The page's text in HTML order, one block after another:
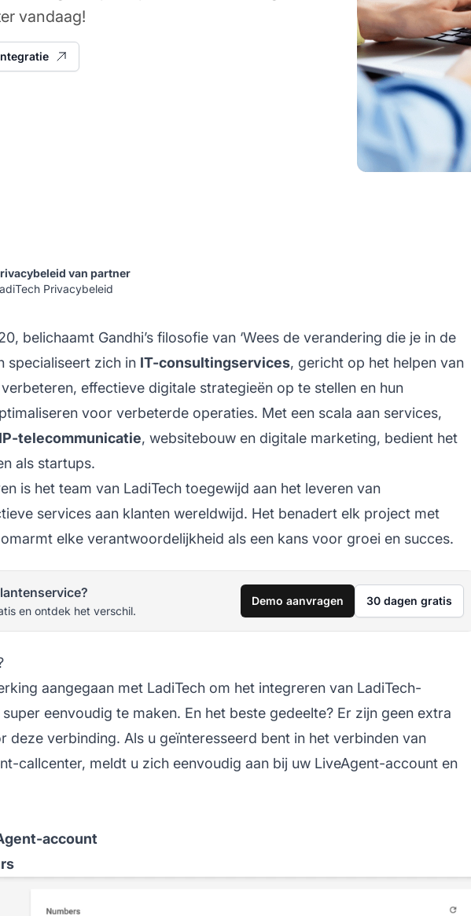
vandaag!
van partner
Privacybeleid
belichaamt Gandhi’s filosofie van ‘Wees de verandering die je in de
specialiseert zich in IT-consultingservices, gericht op het helpen van
effectieve digitale strategieën op te stellen en hun
voor verbeterde operaties. Met een scala aan services,
telecommunicatie, websitebouw en digitale marketing, bedient het
als startups.
is het team van LadiTech toegewijd aan het leveren van
services aan klanten wereldwijd. Het benadert elk project met
elke verantwoordelijkheid als een kans voor groei en succes.
en ontdek het verschil.
Demo aanvragen 30 dagen gratis
aangegaan met LadiTech om het integreren van LadiTech-
eenvoudig te maken. En het beste gedeelte? Er zijn geen extra
deze verbinding. Als u geïnteresseerd bent in het verbinden van
callcenter, meldt u zich eenvoudig aan bij uw LiveAgent-account en
account